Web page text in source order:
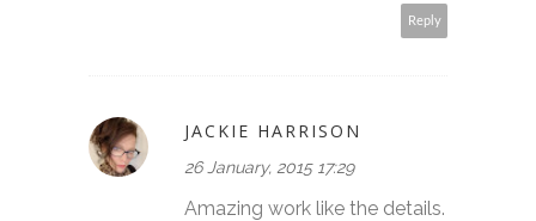
Reply
JACKIE HARRISON
26 January, 2015 17:29
Amazing work like the details.